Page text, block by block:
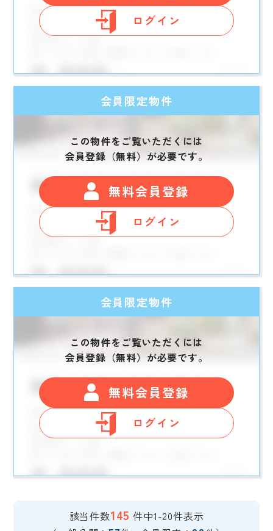
ログイン
会員限定物件
この物件をご覧いただくには
会員登録（無料）が必要です。
無料会員登録
ログイン
会員限定物件
この物件をご覧いただくには
会員登録（無料）が必要です。
無料会員登録
ログイン
該当件数145 件中1-20件表示